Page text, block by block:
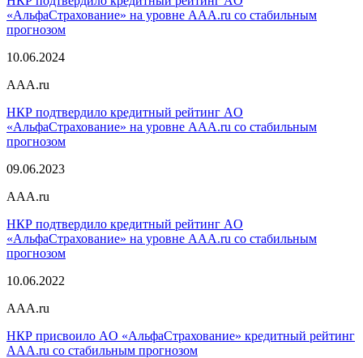
«АльфаСтрахование» на уровне AAA.ru со стабильным
прогнозом
10.06.2024
AAA.ru
НКР подтвердило кредитный рейтинг AО
«АльфаСтрахование» на уровне AAA.ru со стабильным
прогнозом
09.06.2023
AAA.ru
НКР подтвердило кредитный рейтинг AО
«АльфаСтрахование» на уровне AAA.ru со стабильным
прогнозом
10.06.2022
AAA.ru
НКР присвоило AО «АльфаСтрахование» кредитный рейтинг
AAA.ru со стабильным прогнозом